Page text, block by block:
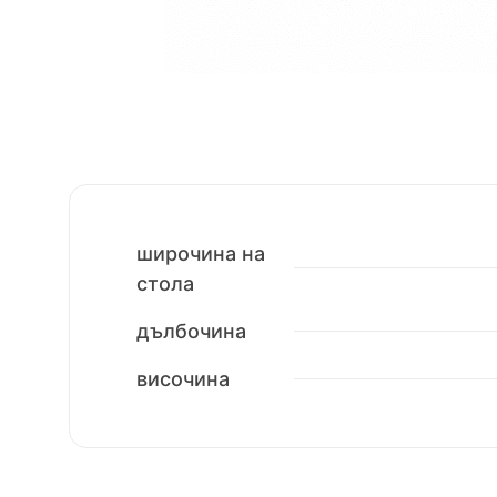
широчина на
стола
дълбочина
височина